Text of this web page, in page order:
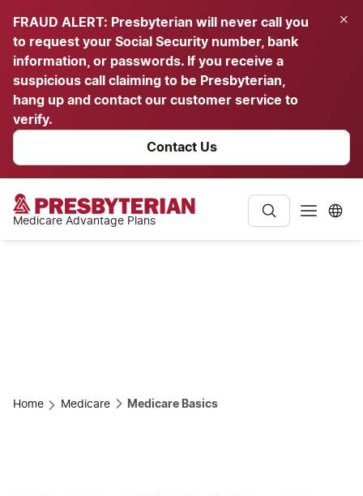
FRAUD ALERT: Presbyterian will never call you
to request your Social Security number, bank
information, or passwords. If you receive a
suspicious call claiming to be Presbyterian,
hang up and contact our customer service to
verify.
Contact Us
Medicare Advantage Plans
Home Medicare Medicare Basics